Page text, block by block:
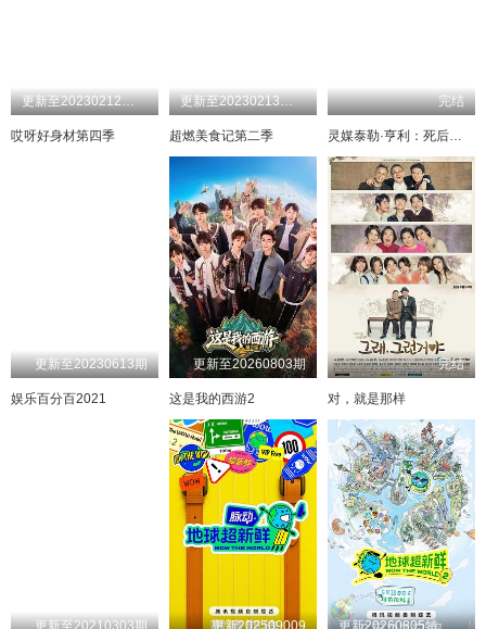
20251011 20251012 20251016 20251018
20251019 20251021 20251022 20251025
20251029 20251031 20251103
20251107 20251108 20251111
20251116 20251119 20251125
20251130 20251201 20251203
20251208 20251209 20251210
20251222 20251224 20251226
20251229 20260102 20260103
20260107 20260108 20260113
20260117 20260120 20260123
20260202 20260203
20250220期 20250221期 20250222期 20250223期
20250224期 20250225期 20250226期 20250227期
20250304期 20250305期 20250306期
20250308期 20250309期 20250310期
20250312期 20250313期 20250314期
20250317期 20250318期 20250319期
20250321期 20250322期 20250323期
20250329期 20250330期 20250331期
20250402期 20250403期 20250404期
20250406期 20250407期 20250408期
20250411期 20250412期 20250413期
20250416期 20250417期
20250414 20250417 20250418 20250422
20250423 20250424 20250426 20250427
20250501 20250502 20250507
20250510 20250511 20250512
20250514 20250517 20250518
20250521 20250522 20250523
20250525 20250526 20250527
20250606 20250609 20250611
20250615 20250616 20250617
20250620 20250621 20250622
20250626 20250704 20250705
20250709 20250710
更新至20230212第9期
哎呀好身材第四季
更新至20230213加更版期
超燃美食记第二季
完结
灵媒泰勒·亨利：死后生活
更新至20230613期
娱乐百分百2021
更新至20260803期
这是我的西游2
完结
对，就是那样